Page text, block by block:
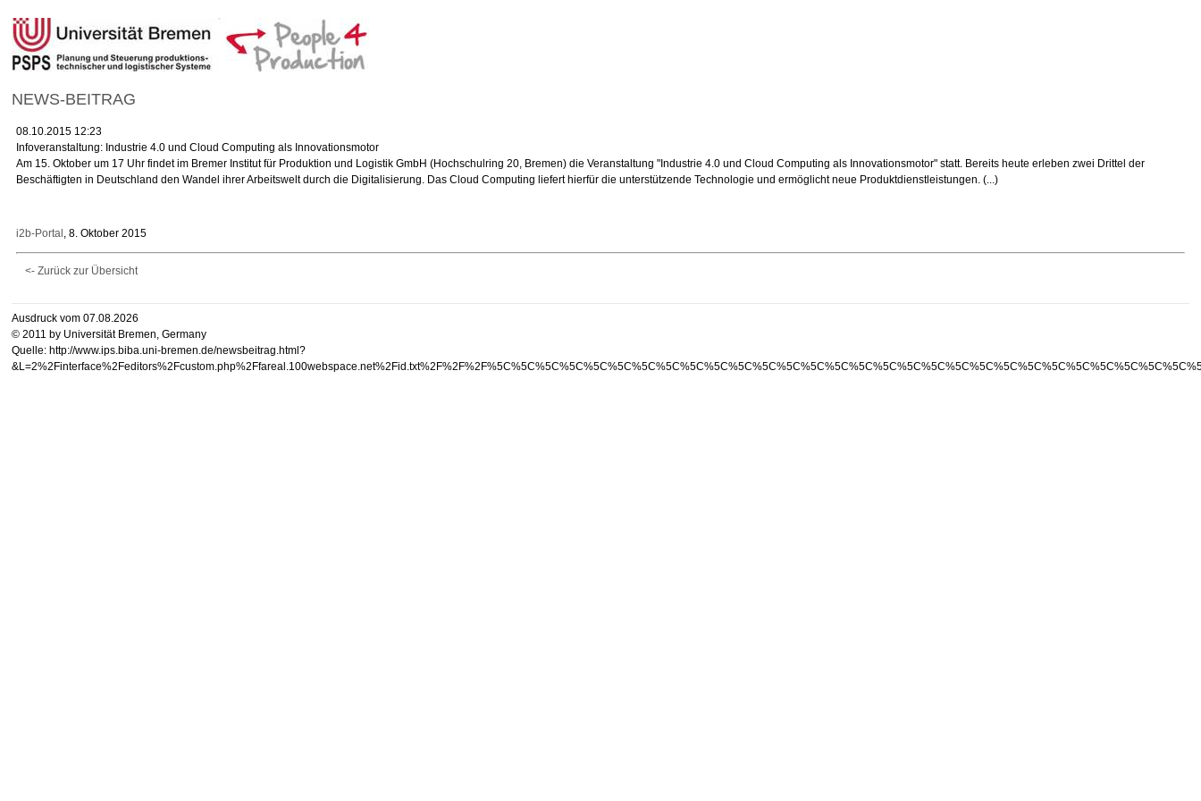
NEWS-BEITRAG
08.10.2015 12:23
Infoveranstaltung: Industrie 4.0 und Cloud Computing als Innovationsmotor
Am 15. Oktober um 17 Uhr findet im Bremer Institut für Produktion und Logistik GmbH (Hochschulring 20, Bremen) die Veranstaltung "Industrie 4.0 und Cloud Computing als Innovationsmotor" statt. Bereits heute erleben zwei Drittel der
Beschäftigten in Deutschland den Wandel ihrer Arbeitswelt durch die Digitalisierung. Das Cloud Computing liefert hierfür die unterstützende Technologie und ermöglicht neue Produktdienstleistungen. (...)
i2b-Portal , 8. Oktober 2015
<- Zurück zur Übersicht
Ausdruck vom 07.08.2026
© 2011 by Universität Bremen, Germany
Quelle: http://www.ips.biba.uni-bremen.de/newsbeitrag.html?